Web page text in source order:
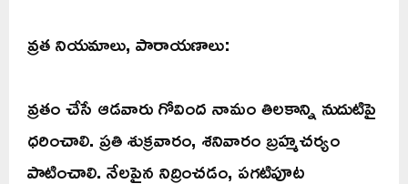
వ్రత నియమాలు, పారాయణాలు:
వ్రతం చేసే ఆడవారు గోవింద నామం తిలకాన్ని నుదుటిపై
ధరించాలి. ప్రతి శుక్రవారం, శనివారం బ్రహ్మచర్యం
పాటించాలి. నేలపైన నిద్రించడం, పగటిపూట